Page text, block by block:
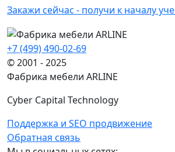
Закажи сейчас - получи к началу
+7 (499) 490-02-69
© 2001 - 2025
Фабрика мебели ARLINE
Cyber Capital Technology
Поддержка и SEO продвижение
Обратная связь